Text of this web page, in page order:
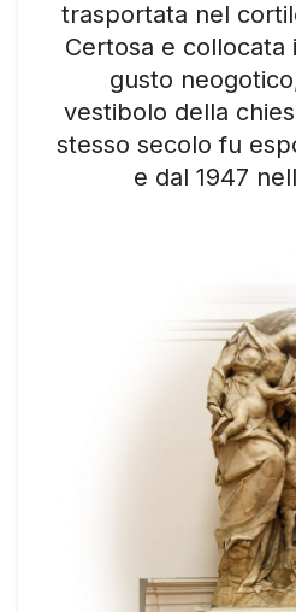
trasportata nel
Certosa e collocata
gusto
vestibolo della
stesso secolo fu
e dal 1947